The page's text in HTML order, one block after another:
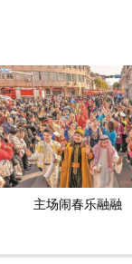
主场闹春乐融融